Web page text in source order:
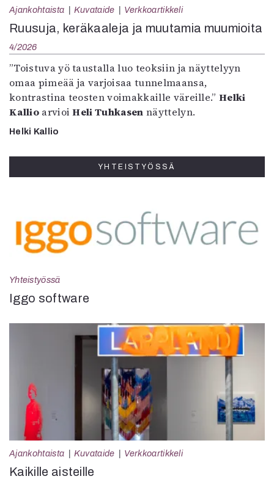
Ajankohtaista Kuvataide Verkkoartikkeli
Ruusuja, keräkaaleja ja muutamia muumioita
4/2026
”Toistuva yö taustalla luo teoksiin ja näyttelyyn
omaa pimeää ja varjoisaa tunnelmaansa,
kontrastina teosten voimakkaille väreille.”Helki
KallioarvioiHeli Tuhkasen näyttelyn.
Helki Kallio
YHTEISTYÖSSÄ
Yhteistyössä
Iggo software
Ajankohtaista Kuvataide Verkkoartikkeli
Kaikille aisteille